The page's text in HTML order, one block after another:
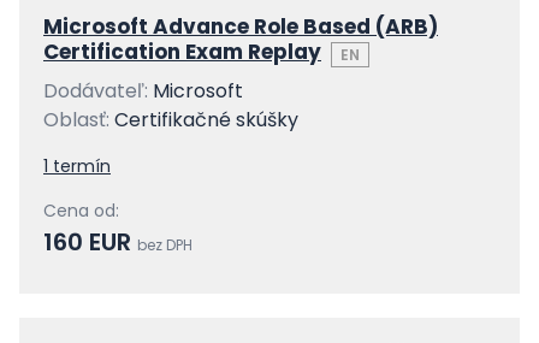
Microsoft Advance Role Based (ARB)
Certification Exam Replay
EN
Dodávateľ: Microsoft
Oblasť: Certifikačné skúšky
1 termín
Cena od:
160 EUR bez DPH